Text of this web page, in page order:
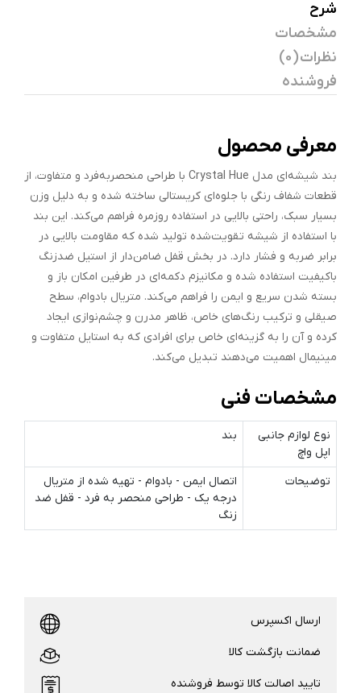
شرح
مشخصات
نظرات (0)
فروشنده
معرفی محصول
بند شیشه‌ای مدل Crystal Hue با طراحی منحصر‌به‌فرد و متفاوت، از
قطعات شفاف رنگی با جلوه‌ای کریستالی ساخته شده و به دلیل وزن
بسیار سبک، راحتی بالایی در استفاده روزمره فراهم می‌کند. این بند
با استفاده از شیشه تقویت‌شده تولید شده که مقاومت بالایی در
برابر ضربه و فشار دارد. در بخش قفل ضامن‌دار از استیل ضدزنگ
باکیفیت استفاده شده و مکانیزم دکمه‌ای در طرفین امکان باز و
بسته شدن سریع و ایمن را فراهم می‌کند. متریال بادوام، سطح
صیقلی و ترکیب رنگ‌های خاص، ظاهر مدرن و چشم‌نوازی ایجاد
کرده و آن را به گزینه‌ای خاص برای افرادی که به استایل متفاوت و
مینیمال اهمیت می‌دهند تبدیل می‌کند.
مشخصات فنی
نوع لوازم جانبی
اپل واچ
بند
توضیحات
اتصال ایمن - بادوام - تهیه شده از متریال
درجه یک - طراحی منحصر به فرد - قفل ضد
زنگ
ارسال اکسپرس
ضمانت بازگشت کالا
تایید اصالت کالا توسط فروشنده